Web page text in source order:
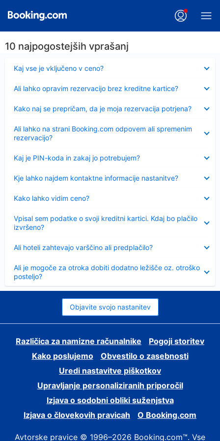
10 najpogostejših vprašanj
Kaj vse je vključeno v ceno?
Ali lahko opravim rezervacijo brez kreditne kartice?
Kako naj se prepričam, da je moja rezervacija potrjena?
Ali lahko na strani Booking.com odpovem ali spremenim
rezervacijo?
Kaj je PIN-koda in zakaj jo potrebujem?
Kje lahko najdem kontaktne informacije nastanitve?
Kako lahko vidim ceno?
Vpisal sem podatke o svoji kreditni kartici. Kdaj bo plačilo
izvršeno?
Ali hoteli zahtevajo varščino ali predplačilo?
Ali je mogoče za otroka dobiti dodatno ležišče oz. otroško
posteljo?
Objavite svojo nastanitev
Različica za namizne računalnike
Pogoji storitev
Kako poslujemo
Obvestilo o zasebnosti
Uredi nastavitve piškotkov
Upravljanje personaliziranih priporočil
Izjava o sodobni obliki suženjstva
Izjava o človekovih pravicah
O Booking.com
Avtorske pravice © 1996–2026 Booking.com™. Vse